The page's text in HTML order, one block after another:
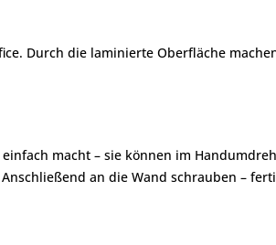
Durch die laminierte Oberfläche
macht – sie können im
an die Wand schrauben –